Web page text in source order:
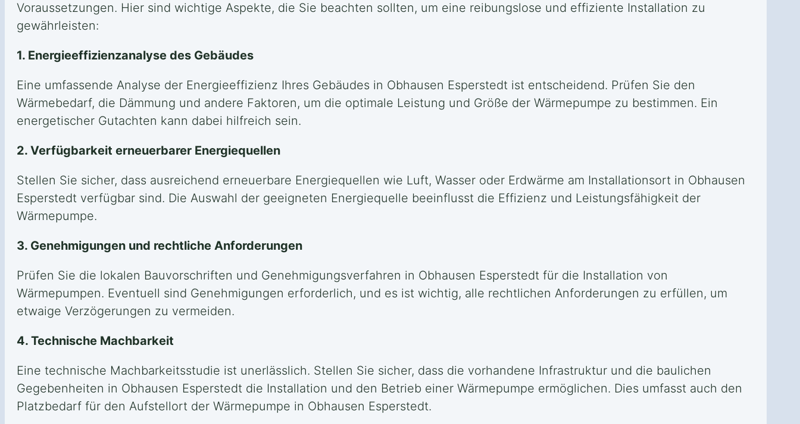
Voraussetzungen. Hier sind wichtige Aspekte, die Sie beachten sollten, um eine reibungslose und effiziente Installation zu
gewährleisten:
1. Energieeffizienzanalyse des Gebäudes
Eine umfassende Analyse der Energieeffizienz Ihres Gebäudes in Obhausen Esperstedt ist entscheidend. Prüfen Sie den
Wärmebedarf, die Dämmung und andere Faktoren, um die optimale Leistung und Größe der Wärmepumpe zu bestimmen. Ein
energetischer Gutachten kann dabei hilfreich sein.
2. Verfügbarkeit erneuerbarer Energiequellen
Stellen Sie sicher, dass ausreichend erneuerbare Energiequellen wie Luft, Wasser oder Erdwärme am Installationsort in Obhausen
Esperstedt verfügbar sind. Die Auswahl der geeigneten Energiequelle beeinflusst die Effizienz und Leistungsfähigkeit der
Wärmepumpe.
3. Genehmigungen und rechtliche Anforderungen
Prüfen Sie die lokalen Bauvorschriften und Genehmigungsverfahren in Obhausen Esperstedt für die Installation von
Wärmepumpen. Eventuell sind Genehmigungen erforderlich, und es ist wichtig, alle rechtlichen Anforderungen zu erfüllen, um
etwaige Verzögerungen zu vermeiden.
4. Technische Machbarkeit
Eine technische Machbarkeitsstudie ist unerlässlich. Stellen Sie sicher, dass die vorhandene Infrastruktur und die baulichen
Gegebenheiten in Obhausen Esperstedt die Installation und den Betrieb einer Wärmepumpe ermöglichen. Dies umfasst auch den
Platzbedarf für den Aufstellort der Wärmepumpe in Obhausen Esperstedt.